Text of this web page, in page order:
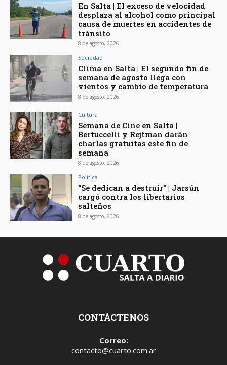
En Salta | El exceso de velocidad
desplaza al alcohol como principal
causa de muertes en accidentes de
tránsito
8 de agosto, 2026
Sociedad
Clima en Salta | El segundo fin de
semana de agosto llega con
vientos y cambio de temperatura
8 de agosto, 2026
Cultura
Semana de Cine en Salta |
Bertuccelli y Rejtman darán
charlas gratuitas este fin de
semana
8 de agosto, 2026
Política
“Se dedican a destruir” | Jarsún
cargó contra los libertarios
salteños
8 de agosto, 2026
CONTÁCTENOS
Correo:
contacto@cuarto.com.ar